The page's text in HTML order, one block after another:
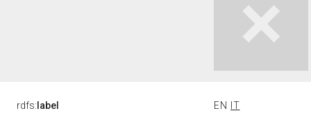
rdfs: label EN IT